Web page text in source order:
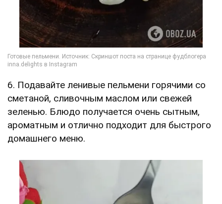
6. Подавайте ленивые пельмени горячими со
сметаной, сливочным маслом или свежей
зеленью. Блюдо получается очень сытным,
ароматным и отлично подходит для быстрого
домашнего меню.